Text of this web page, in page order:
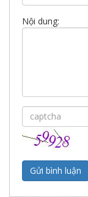
Nội dung: